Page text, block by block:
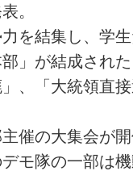
。
を結集し、学
部」が結成され
」、「大統領直
催の大集会が
モ隊の一部は